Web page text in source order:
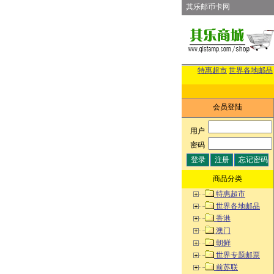
其乐邮币卡网
特惠超市 世界各地邮品
会员登陆
用户:
密码:
商品分类
特惠超市
世界各地邮品
香港
澳门
朝鲜
世界专题邮票
前苏联